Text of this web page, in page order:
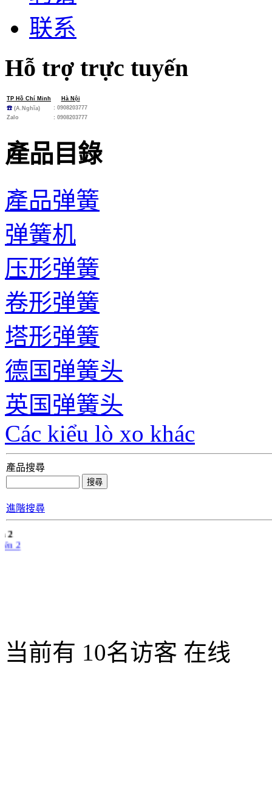
联系
Hỗ trợ trực tuyến
TP Hồ Chí Minh
Hà Nội
☎ (A.Nghĩa)
: 0908203777
Zalo
: 0908203777
產品目錄
產品弹簧
弹簧机
压形弹簧
卷形弹簧
塔形弹簧
德国弹簧头
英国弹簧头
Các kiểu lò xo khác
產品搜尋
進階搜尋
2
当前有 10名访客 在线